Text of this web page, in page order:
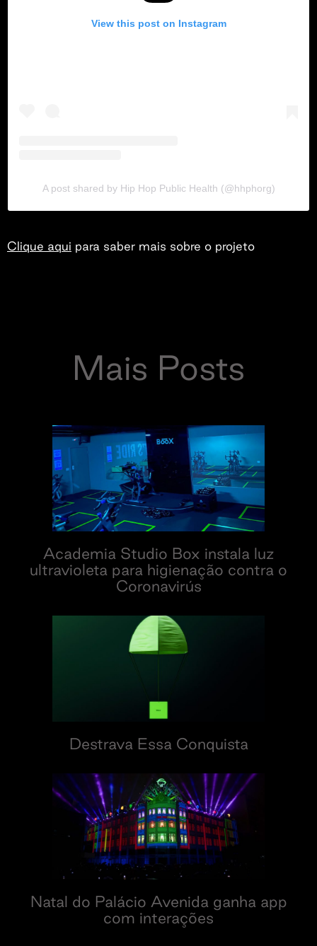
View this post on Instagram
A post shared by Hip Hop Public Health (@hhphorg)
Clique aqui para saber mais sobre o projeto
Mais Posts
Academia Studio Box instala luz
ultravioleta para higienação contra o
Coronavirús
Destrava Essa Conquista
Natal do Palácio Avenida ganha app
com interações